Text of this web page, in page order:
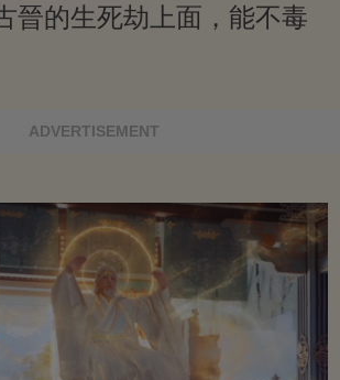
晉的生死劫上面，能不毒
ADVERTISEMENT